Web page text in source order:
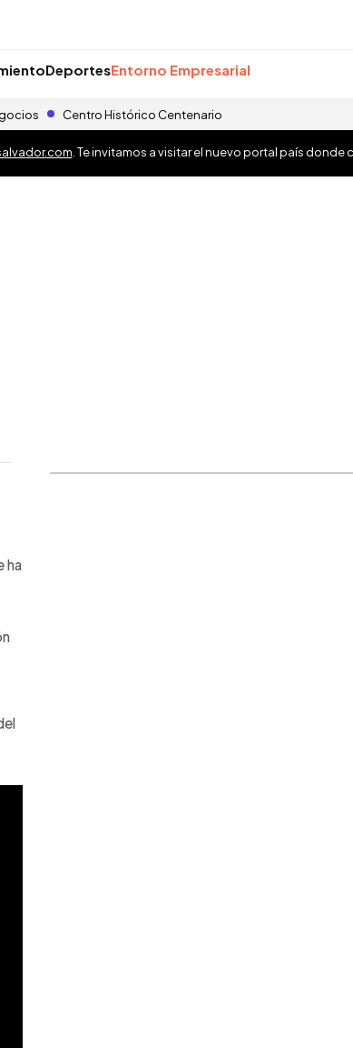
DeportesEntorno Empresarial
Centro Histórico Centenario
. Te invitamos a visitar el nuevo portal país
ha